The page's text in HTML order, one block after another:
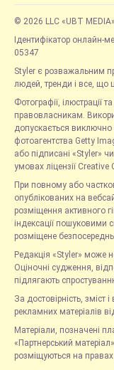
© 2026 LLC «UBT MEDIA»
Ідентифікатор онлайн-
05347
Styler є розважальним
людей, тренди і все, що
Фотографії, ілюстрації
правовласникам.
допускається
фотоагентства Getty
або підписані «Styler»
умовах ліцензії
При повному або
опублікованих на
розміщення активного
індексації пошуковими
розміщене
Редакція «Styler» може
Оціночні судження,
підлягають
За достовірність, зміст
рекламних матеріалів
Матеріали, позначені
«Партнерський
розміщуються на